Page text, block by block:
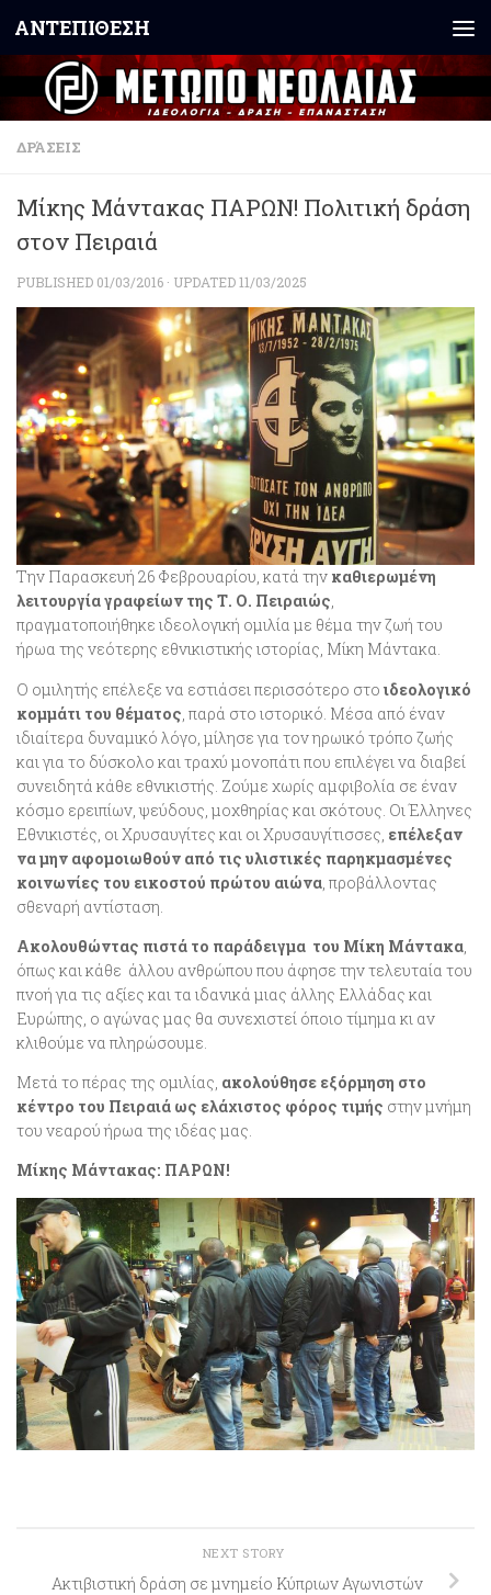
Skip to content
ΑΝΤΕΠΙΘΕΣΗ
ΔΡΆΣΕΙΣ
Μίκης Μάντακας ΠΑΡΩΝ! Πολιτική δράση
στον Πειραιά
PUBLISHED 01/03/2016 · UPDATED11/03/2025
Την Παρασκευή 26 Φεβρουαρίου, κατά την καθιερωμένη
λειτουργία γραφείων της Τ. Ο. Πειραιώς,
πραγματοποιήθηκε ιδεολογική ομιλία με θέμα την ζωή του
ήρωα της νεότερης εθνικιστικής ιστορίας, Μίκη Μάντακα.
Ο ομιλητής επέλεξε να εστιάσει περισσότερο στο ιδεολογικό
κομμάτι του θέματος , παρά στο ιστορικό. Μέσα από έναν
ιδιαίτερα δυναμικό λόγο, μίλησε για τον ηρωικό τρόπο ζωής
και για το δύσκολο και τραχύ μονοπάτι που επιλέγει να διαβεί
συνειδητά κάθε εθνικιστής. Ζούμε χωρίς αμφιβολία σε έναν
κόσμο ερειπίων, ψεύδους, μοχθηρίας και σκότους. Οι Έλληνες
Εθνικιστές, οι Χρυσαυγίτες και οι Χρυσαυγίτισσες, επέλεξαν
να μην αφομοιωθούν από τις υλιστικές παρηκμασμένες
κοινωνίες του εικοστού πρώτου αιώνα , προβάλλοντας
σθεναρή αντίσταση.
Ακολουθώντας πιστά το παράδειγμα του Μίκη Μάντακα
όπως και κάθε άλλου ανθρώπου που άφησε την τελευταία του
πνοή για τις αξίες και τα ιδανικά μιας άλλης Ελλάδας και
Ευρώπης, ο αγώνας μας θα συνεχιστεί όποιο τίμημα κι αν
κλιθούμε να πληρώσουμε.
Μετά το πέρας της ομιλίας, ακολούθησε εξόρμηση στο
κέντρο του Πειραιά ως ελάχιστος φόρος τιμής στην μνήμη
του νεαρού ήρωα της ιδέας μας.
Μίκης Μάντακας: ΠΑΡΩΝ!
NEXT STORY
Ακτιβιστική δράση σε μνημείο Κύπριων Αγωνιστών